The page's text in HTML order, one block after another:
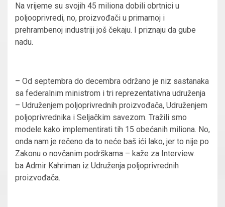
Na vrijeme su svojih 45 miliona dobili obrtnici u
poljooprivredi, no, proizvođači u primarnoj i
prehrambenoj industriji još čekaju. I priznaju da gube
nadu.
– Od septembra do decembra održano je niz sastanaka
sa federalnim ministrom i tri reprezentativna udruženja
– Udruženjem poljoprivrednih proizvođača, Udruženjem
poljoprivrednika i Seljačkim savezom. Tražili smo
modele kako implementirati tih 15 obećanih miliona. No,
onda nam je rečeno da to neće baš ići lako, jer to nije po
Zakonu o novčanim podrškama – kaže za Interview.
ba Admir Kahriman iz Udruženja poljoprivrednih
proizvođača.